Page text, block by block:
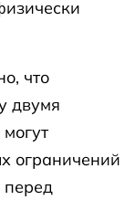
что
двумя
ограничений
перед